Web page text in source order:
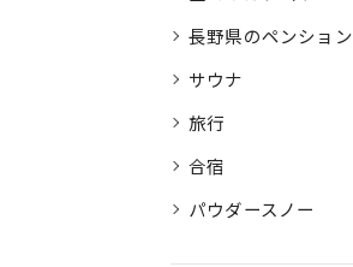
長野県のペンション
サウナ
旅行
合宿
パウダースノー